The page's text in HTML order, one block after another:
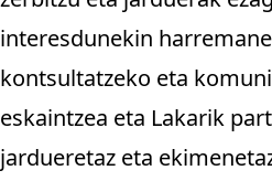
interesdunekin
kontsultatzeko eta
eskaintzea eta Lakarik
jardueretaz eta